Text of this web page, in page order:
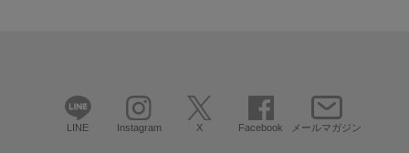
LINE Instagram X Facebook メールマガジン